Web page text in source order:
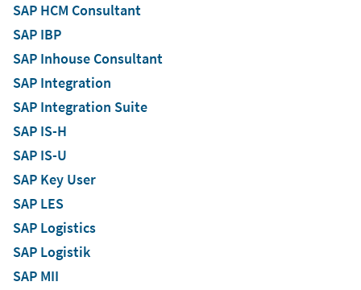
SAP HCM Consultant
SAP IBP
SAP Inhouse Consultant
SAP Integration
SAP Integration Suite
SAP IS-H
SAP IS-U
SAP Key User
SAP LES
SAP Logistics
SAP Logistik
SAP MII